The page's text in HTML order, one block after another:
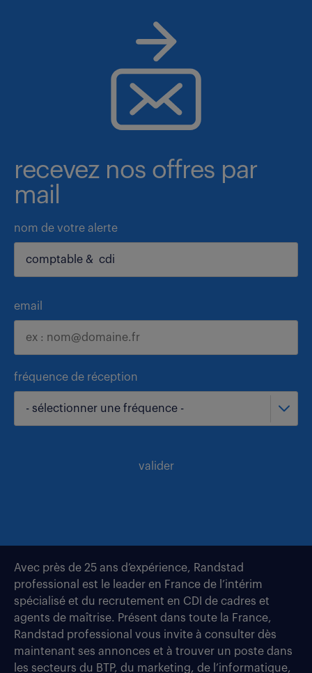
recevez nos offres par
mail
nom de votre alerte
email
fréquence de réception
- sélectionner une fréquence -
valider
Avec près de 25 ans d’expérience, Randstad
professional est le leader en France de l’intérim
spécialisé et du recrutement en CDI de cadres et
agents de maîtrise. Présent dans toute la France,
Randstad professional vous invite à consulter dès
maintenant ses annonces et à trouver un poste dans
les secteurs du BTP, du marketing, de l’informatique,